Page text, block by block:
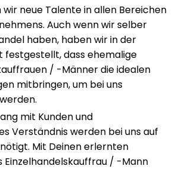
neue Talente in allen Bereichen
Auch wenn wir selber
haben, haben wir in der
festgestellt, dass ehemalige
/ -Männer die idealen
mitbringen, um bei uns
mit Kunden und
Verständnis werden bei uns auf
Mit Deinen erlernten
Einzelhandelskauffrau / -Mann